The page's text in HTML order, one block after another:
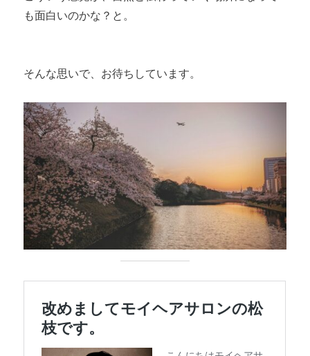
も面白いのかな？と。
そんな思いで、お待ちしています。